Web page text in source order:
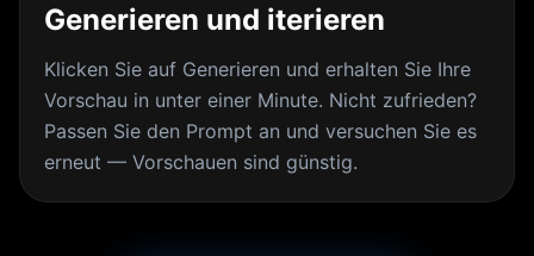
Generieren und iterieren
Klicken Sie auf Generieren und erhalten Sie Ihre
Vorschau in unter einer Minute. Nicht zufrieden?
Passen Sie den Prompt an und versuchen Sie es
erneut — Vorschauen sind günstig.